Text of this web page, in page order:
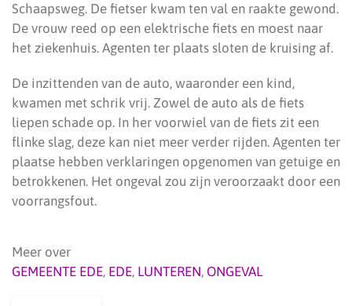
Schaapsweg. De fietser kwam ten val en raakte gewond.
De vrouw reed op een elektrische fiets en moest naar
het ziekenhuis. Agenten ter plaats sloten de kruising af.
De inzittenden van de auto, waaronder een kind,
kwamen met schrik vrij. Zowel de auto als de fiets
liepen schade op. In her voorwiel van de fiets zit een
flinke slag, deze kan niet meer verder rijden. Agenten ter
plaatse hebben verklaringen opgenomen van getuige en
betrokkenen. Het ongeval zou zijn veroorzaakt door een
voorrangsfout.
Meer over
GEMEENTE EDE, EDE, LUNTEREN, ONGEVAL